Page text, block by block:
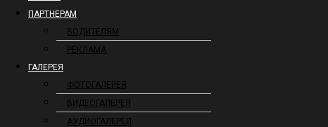
ПАРТНЕРАМ
ВОДИТЕЛЯМ
РЕКЛАМА
ГАЛЕРЕЯ
ФОТОГАЛЕРЕЯ
ВИДЕОГАЛЕРЕЯ
АУДИОГАЛЕРЕЯ